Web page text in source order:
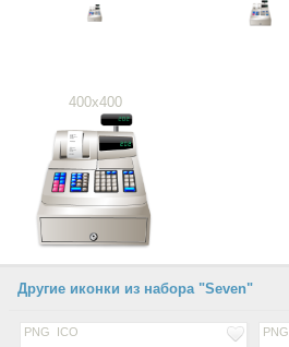
400x400
Другие иконки из набора "Seven"
PNG ICO PNG